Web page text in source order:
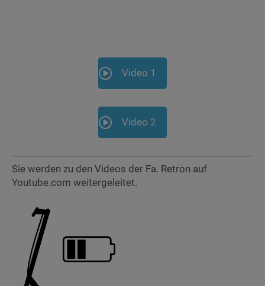
Video 1
Video 2
Sie werden zu den Videos der Fa. Retron auf
Youtube.com weitergeleitet.